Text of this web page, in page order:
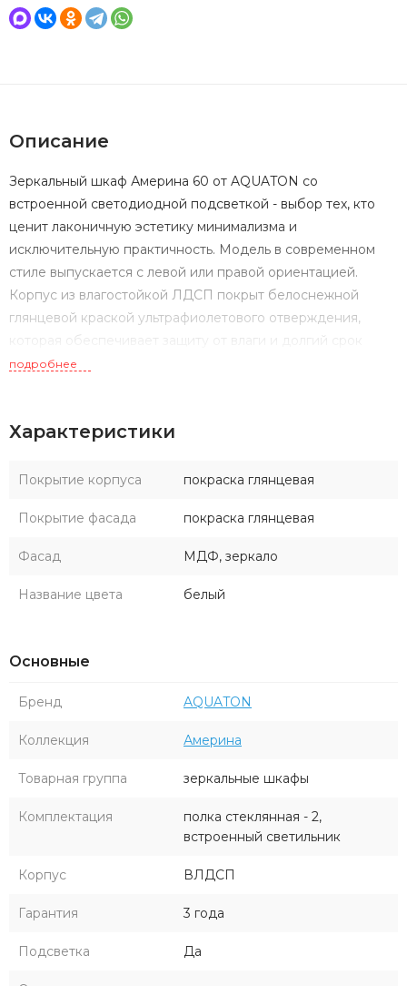
Описание
Зеркальный шкаф Америна 60 от AQUATON со
встроенной светодиодной подсветкой - выбор тех, кто
ценит лаконичную эстетику минимализма и
исключительную практичность. Модель в современном
стиле выпускается с левой или правой ориентацией.
Корпус из влагостойкой ЛДСП покрыт белоснежной
глянцевой краской ультрафиолетового отверждения,
которая обеспечивает защиту от влаги и долгий срок
службы. Глубина изделия - всего 14 см, что позволяет
расположенным на задней стенке шкафа. Внутри
доводчиком позволяют открывать дверцу шкафа плавно и
подробнее
Характеристики
Покрытие корпуса покраска глянцевая
Покрытие фасада покраска глянцевая
Фасад МДФ, зеркало
Название цвета белый
Основные
Бренд AQUATON
Коллекция Америна
Товарная группа зеркальные шкафы
Комплектация
полка стеклянная - 2,
встроенный светильник
Корпус ВЛДСП
Гарантия 3 года
Подсветка Да